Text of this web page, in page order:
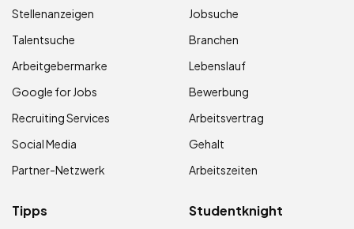
Stellenanzeigen
Talentsuche
Arbeitgebermarke
Google for Jobs
Recruiting Services
Social Media
Partner-Netzwerk
Jobsuche
Branchen
Lebenslauf
Bewerbung
Arbeitsvertrag
Gehalt
Arbeitszeiten
Tipps Studentknight